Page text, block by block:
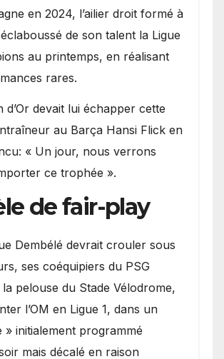
en 2024, l’ailier droit formé à
de son talent la Ligue
au printemps, en réalisant
rares.
d’Or devait lui échapper cette
au Barça Hansi Flick en
« Un jour, nous verrons
ce trophée ».
de fair-play
Dembélé devrait crouler sous
ses coéquipiers du PSG
pelouse du Stade Vélodrome,
l’OM en Ligue 1, dans un
» initialement programmé
mais décalé en raison